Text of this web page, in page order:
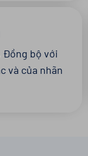
bộ với
và của nhãn